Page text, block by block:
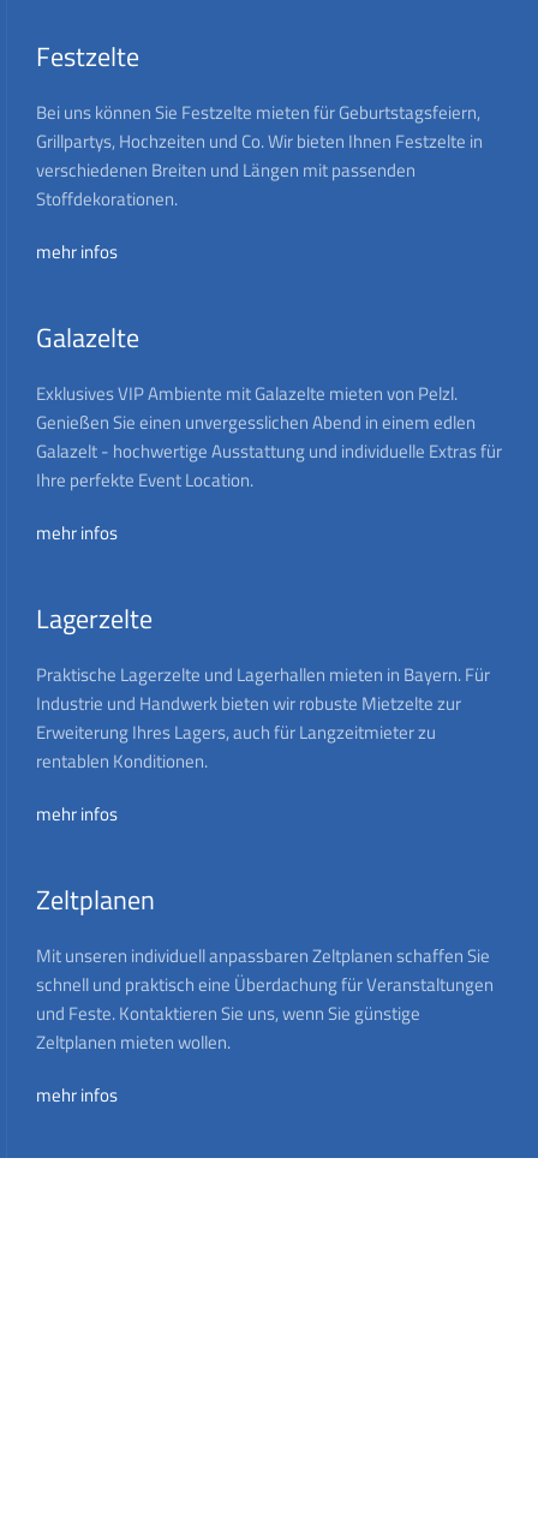
Festzelte
Bei uns können Sie Festzelte mieten für Geburtstagsfeiern,
Grillpartys, Hochzeiten und Co. Wir bieten Ihnen Festzelte in
verschiedenen Breiten und Längen mit passenden
Stoffdekorationen.
mehr infos
Galazelte
Exklusives VIP Ambiente mit Galazelte mieten von Pelzl.
Genießen Sie einen unvergesslichen Abend in einem edlen
Galazelt - hochwertige Ausstattung und individuelle Extras für
Ihre perfekte Event Location.
mehr infos
Lagerzelte
Praktische Lagerzelte und Lagerhallen mieten in Bayern. Für
Industrie und Handwerk bieten wir robuste Mietzelte zur
Erweiterung Ihres Lagers, auch für Langzeitmieter zu
rentablen Konditionen.
mehr infos
Zeltplanen
Mit unseren individuell anpassbaren Zeltplanen schaffen Sie
schnell und praktisch eine Überdachung für Veranstaltungen
und Feste. Kontaktieren Sie uns, wenn Sie günstige
Zeltplanen mieten wollen.
mehr infos